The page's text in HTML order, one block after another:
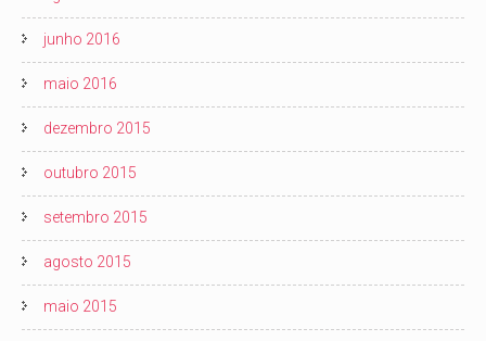
junho 2016
maio 2016
dezembro 2015
outubro 2015
setembro 2015
agosto 2015
maio 2015